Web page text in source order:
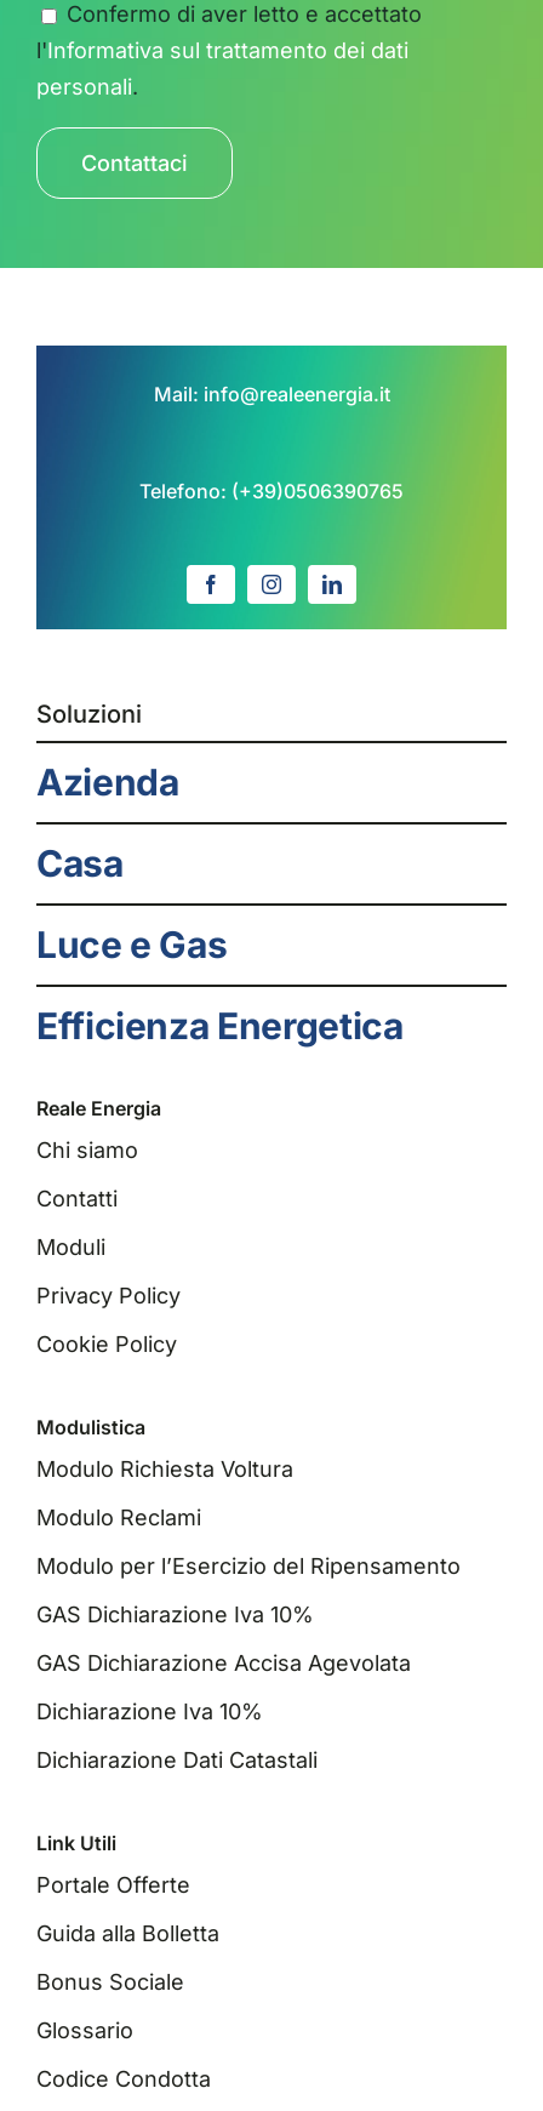
Confermo di aver letto e accettato
l'Informativa sul trattamento dei dati
personali.
Mail: info@realeenergia.it
Telefono: (+39)0506390765
Soluzioni
Azienda
Casa
Luce e Gas
Efficienza Energetica
Reale Energia
Chi siamo
Contatti
Moduli
Privacy Policy
Cookie Policy
Modulistica
Modulo Richiesta Voltura
Modulo Reclami
Modulo per l’Esercizio del Ripensamento
GAS Dichiarazione Iva 10%
GAS Dichiarazione Accisa Agevolata
Dichiarazione Iva 10%
Dichiarazione Dati Catastali
Link Utili
Portale Offerte
Guida alla Bolletta
Bonus Sociale
Glossario
Codice Condotta